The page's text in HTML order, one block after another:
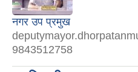
नगर उप प्रमुख
9843512758